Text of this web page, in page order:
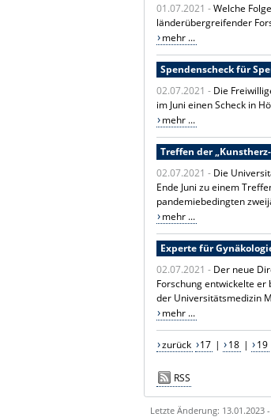
01.07.2021 -Welche
länderübergreifender
mehr ...
Spendenscheck für
02.07.2021 - Die
im Juni einen Scheck in
mehr ...
Treffen der
02.07.2021 - Die
Ende Juni zu einem
pandemiebedingten
mehr ...
Experte für
02.07.2021 - Der neue
Forschung entwickelte
der Universitätsmedizin
mehr ...
zurück 17 | 18 | 19
RSS
Letzte Änderung: 13.01.2023